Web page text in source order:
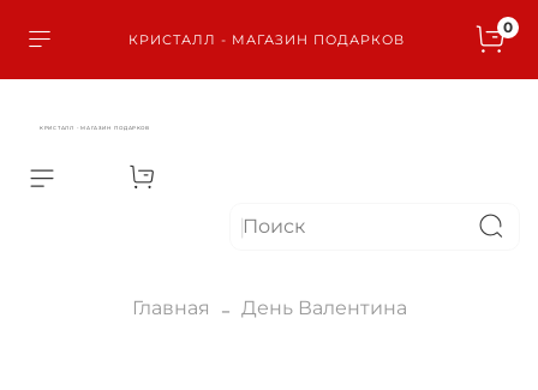
КРИСТАЛЛ - МАГАЗИН ПОДАРКОВ
0
КРИСТАЛЛ - МАГАЗИН ПОДАРКОВ
Главная День Валентина